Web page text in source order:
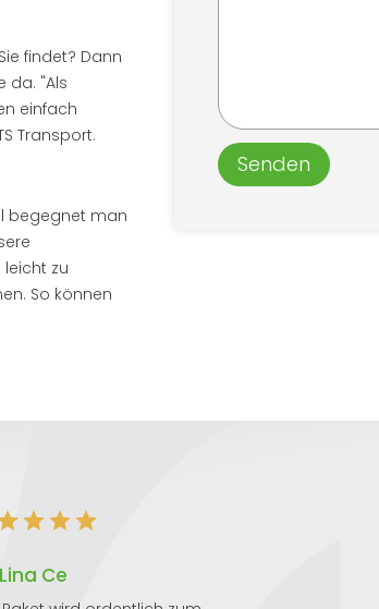
findet? Dann
da. "Als
einfach
Transport.
begegnet man
zu
So können
Senden
Lina Ce